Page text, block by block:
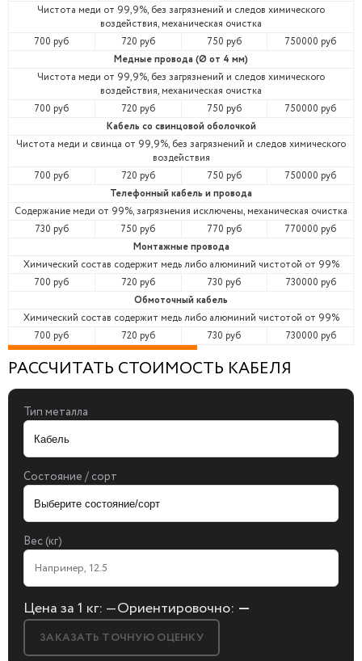
Чистота меди от 99,9%, без загрязнений и следов химического
воздействия, механическая очистка
700 руб
720 руб 750 руб
750000 руб
Медные провода (Ø от 4 мм)
Чистота меди от 99,9%, без загрязнений и следов химического
воздействия, механическая очистка
700 руб
720 руб 750 руб
750000 руб
Кабель со свинцовой оболочкой
Чистота меди и свинца от 99,9%, без загрязнений и следов химического
воздействия
700 руб
720 руб 750 руб
750000 руб
Телефонный кабель и провода
Содержание меди от 99%, загрязнения исключены, механическая очистка
730 руб
750 руб 770 руб
770000 руб
Монтажные провода
Химический состав содержит медь либо алюминий чистотой от 99%
700 руб
720 руб 730 руб
730000 руб
Обмоточный кабель
Химический состав содержит медь либо алюминий чистотой от 99%
700 руб
720 руб 730 руб 730000 руб
РАССЧИТАТЬ СТОИМОСТЬ КАБЕЛЯ
Тип металла
Состояние / сорт
Вес (кг)
Цена за 1 кг: —Ориентировочно: —
ЗАКАЗАТЬ ТОЧНУЮ ОЦЕНКУ